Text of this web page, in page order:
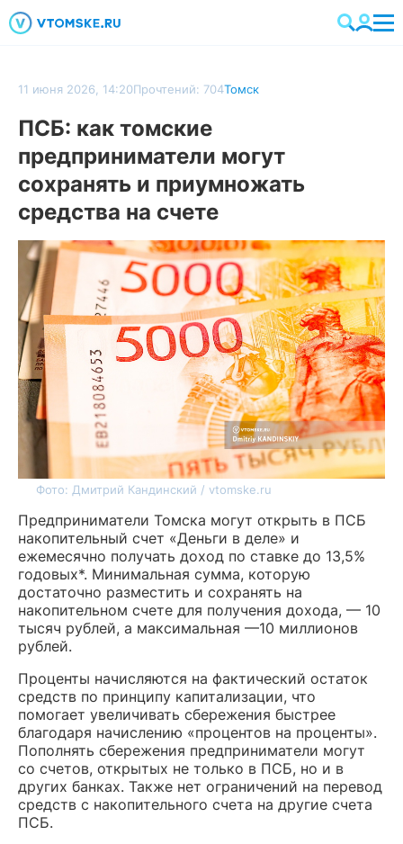
11 июня 2026, 14:20Прочтений: 704Томск
ПСБ: как томские
предприниматели могут
сохранять и приумножать
средства на счете
Фото: Дмитрий Кандинский / vtomske.ru
Предприниматели Томска могут открыть в ПСБ
накопительный счет «Деньги в деле» и
ежемесячно получать доход по ставке до 13,5%
годовых*. Минимальная сумма, которую
достаточно разместить и сохранять на
накопительном счете для получения дохода, — 10
тысяч рублей, а максимальная —10 миллионов
рублей.
Проценты начисляются на фактический остаток
средств по принципу капитализации, что
помогает увеличивать сбережения быстрее
благодаря начислению «процентов на проценты».
Пополнять сбережения предприниматели могут
со счетов, открытых не только в ПСБ, но и в
других банках. Также нет ограничений на перевод
средств с накопительного счета на другие счета
ПСБ.